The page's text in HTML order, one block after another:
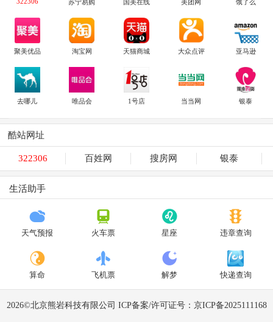
苏宁易购 国美在线 美团网 饿了么
聚美优品 淘宝网 天猫商城 大众点评 亚马逊
去哪儿 唯品会 1号店 当当网 银泰
酷站网址
322306 百姓网 搜房网 银泰
生活助手
天气预报 火车票 星座 违章查询
算命 飞机票 解梦 快递查询
2026©北京熊岩科技有限公司 ICP备案/许可证号：京ICP备2025111168